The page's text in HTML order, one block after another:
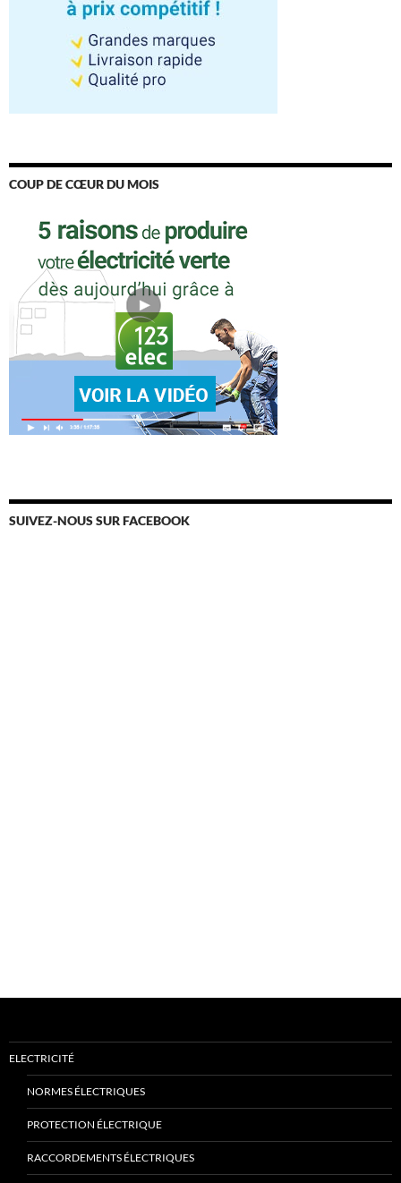
COUP DE CŒUR DU MOIS
SUIVEZ-NOUS SUR FACEBOOK
ELECTRICITÉ
NORMES ÉLECTRIQUES
PROTECTION ÉLECTRIQUE
RACCORDEMENTS ÉLECTRIQUES